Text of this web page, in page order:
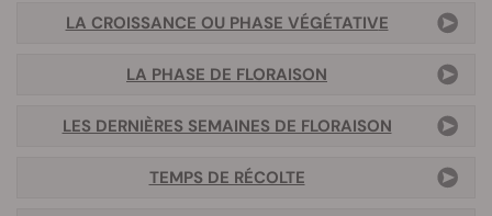
LA CROISSANCE OU PHASE VÉGÉTATIVE
LA PHASE DE FLORAISON
LES DERNIÈRES SEMAINES DE FLORAISON
TEMPS DE RÉCOLTE